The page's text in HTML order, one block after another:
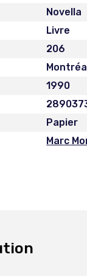
Novella
Livre
206
1990
Papier
Marc
Ce